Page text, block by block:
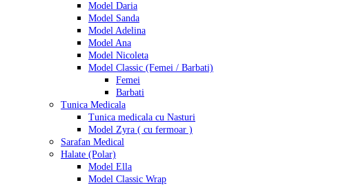
Model Daria
Model Sanda
Model Adelina
Model Ana
Model Nicoleta
Model Classic (Femei / Barbati)
Femei
Barbati
Tunica Medicala
Tunica medicala cu Nasturi
Model Zyra ( cu fermoar )
Sarafan Medical
Halate (Polar)
Model Ella
Model Classic Wrap